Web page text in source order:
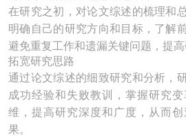
在研究之初，对论文综述的梳理和
明确自己的研究方向和目标，了解
避免重复工作和遗漏关键问题，提高
拓宽研究思路
通过论文综述的细致研究和分析，
成功经验和失败教训，掌握研究
维，提高研究深度和广度，从而
果。